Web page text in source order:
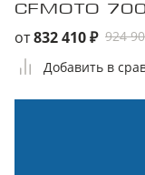
CFMOTO
от832 410 ₽ 924
Добавить в